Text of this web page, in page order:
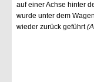
auf einer Achse hinter
wurde unter dem
wieder zurück geführt